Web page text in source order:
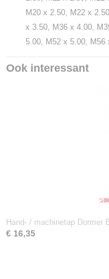
M20 x 2.50, M22 x
x 3.50, M36 x 4.00,
5.00, M52 x 5.00, M56
Ook interessant
Hand- / machinetap Dormer
€ 16,35